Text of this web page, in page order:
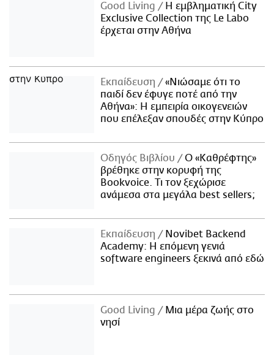
Good Living
Η εμβληματική City
Exclusive Collection της Le Labo
έρχεται στην Αθήνα
Εκπαίδευση
«Νιώσαμε ότι το
παιδί δεν έφυγε ποτέ από την
Αθήνα»: Η εμπειρία οικογενειών
που επέλεξαν σπουδές στην Κύπρο
Οδηγός Βιβλίου
Ο «Καθρέφτης»
βρέθηκε στην κορυφή της
Bookvoice. Τι τον ξεχώρισε
ανάμεσα στα μεγάλα best sellers;
Εκπαίδευση
Novibet Backend
Academy: Η επόμενη γενιά
software engineers ξεκινά από εδώ
Good Living
Μια μέρα ζωής στο
νησί